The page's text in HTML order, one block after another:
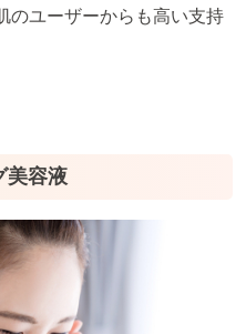
のユーザーからも高い支持
容液